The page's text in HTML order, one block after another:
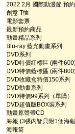
2022 2月 國際動漫節 預
創意 T恤
電影套票
最新預約商品
動畫精品系列
Blu-ray 藍光動畫系列
DVD系列
DVD特價紅標區 (兩件
DVD特價藍標區 (兩件
DVD收藏盒特價150系列
DVD動畫系列
DVD特價99系列（單購）
DVD超值版BOX裝系列
動畫原聲帶CD
海報 (3張內皆只附1個海
海報筒